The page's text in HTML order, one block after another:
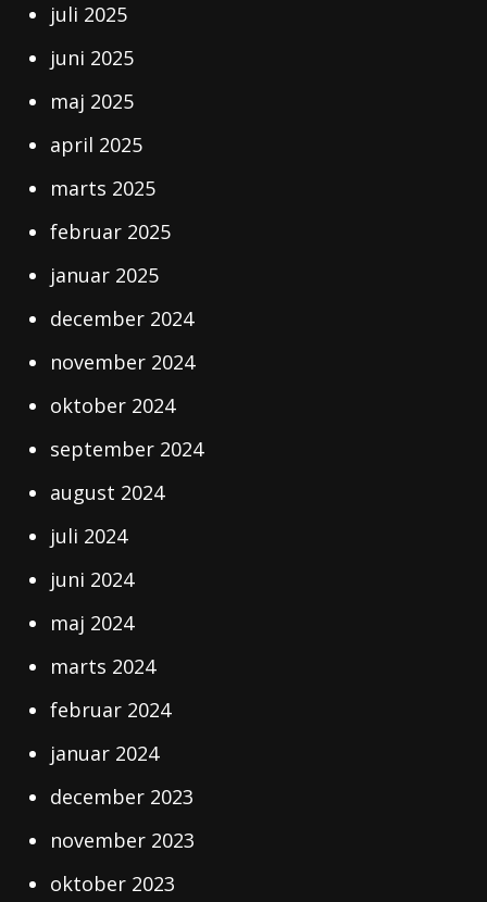
juli 2025
juni 2025
maj 2025
april 2025
marts 2025
februar 2025
januar 2025
december 2024
november 2024
oktober 2024
september 2024
august 2024
juli 2024
juni 2024
maj 2024
marts 2024
februar 2024
januar 2024
december 2023
november 2023
oktober 2023